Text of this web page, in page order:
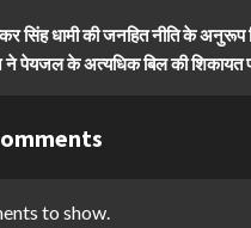
सिंह धामी की जनहित नीति के अनुरूप
ने पेयजल के अत्यधिक बिल की शिकायत
to show.